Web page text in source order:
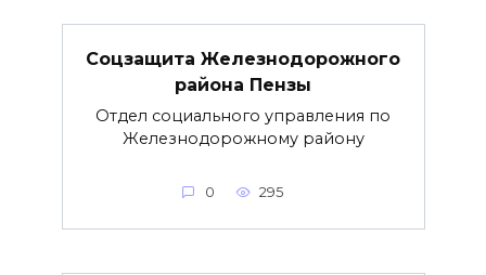
Соцзащита Железнодорожного
района Пензы
Отдел социального управления по
Железнодорожному району
0 295